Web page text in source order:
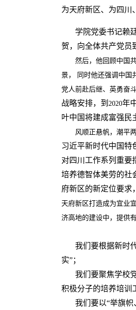
为天府新区、为四川
学院党委书记赖
贺，向全体共产党员
然后，他回顾中国
景，
同时他还强调中国
党人前赴后继、英勇奋
战略安排，到 2020年
叶中国将建成富强民
风顺正悬帆，潮平
习近平新时代中国特
对四川工作系列重要
培养德智体美劳的社
府新区的新定位要求
天府新区打造成为宜业
济高地的建设中，提供
我们要根据新时
实”；
我们要聚焦学校
积极分子的培养培训
我们要以“举旗